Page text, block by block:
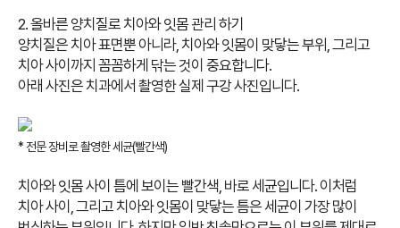
2. 올바른 양치질로 치아와 잇몸 관리 하기
양치질은 치아 표면뿐 아니라, 치아와 잇몸이 맞닿는 부위, 그리고
치아 사이까지 꼼꼼하게 닦는 것이 중요합니다.
아래 사진은 치과에서 촬영한 실제 구강 사진입니다.
* 전문 장비로 촬영한 세균(빨간색)
치아와 잇몸 사이 틈에 보이는 빨간색, 바로 세균입니다. 이처럼
치아 사이, 그리고 치아와 잇몸이 맞닿는 틈은 세균이 가장 많이